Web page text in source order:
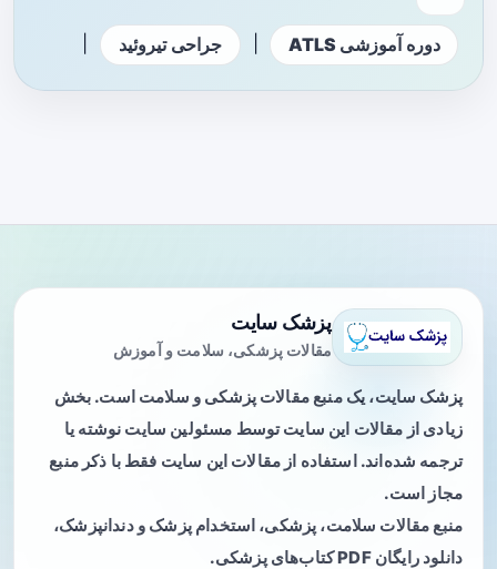
دوره آموزشی ATLS جراحی تیروئید
پزشک سایت
مقالات پزشکی، سلامت و آموزش
پزشک سایت، یک منبع مقالات پزشکی و سلامت است. بخش
زیادی از مقالات این سایت توسط مسئولین سایت نوشته یا
ترجمه شده‌اند. استفاده از مقالات این سایت فقط با ذکر منبع
مجاز است.
منبع مقالات سلامت، پزشکی، استخدام پزشک و دندانپزشک،
دانلود رایگان PDF کتاب‌های پزشکی.